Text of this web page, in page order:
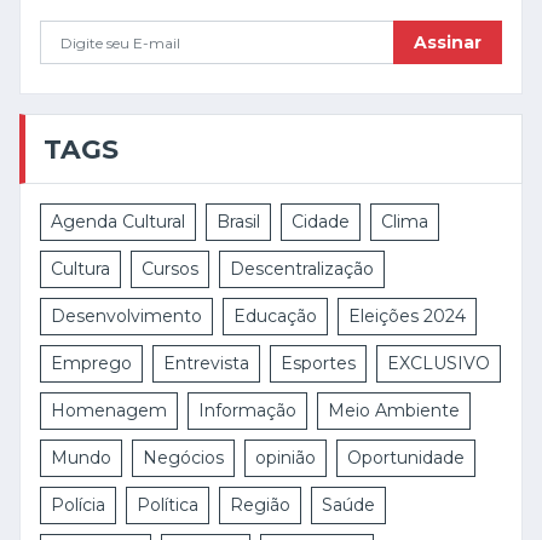
Assinar
TAGS
Agenda Cultural Brasil Cidade Clima
Cultura Cursos Descentralização
Desenvolvimento Educação Eleições 2024
Emprego Entrevista Esportes EXCLUSIVO
Homenagem Informação Meio Ambiente
Mundo Negócios opinião Oportunidade
Polícia Política Região Saúde